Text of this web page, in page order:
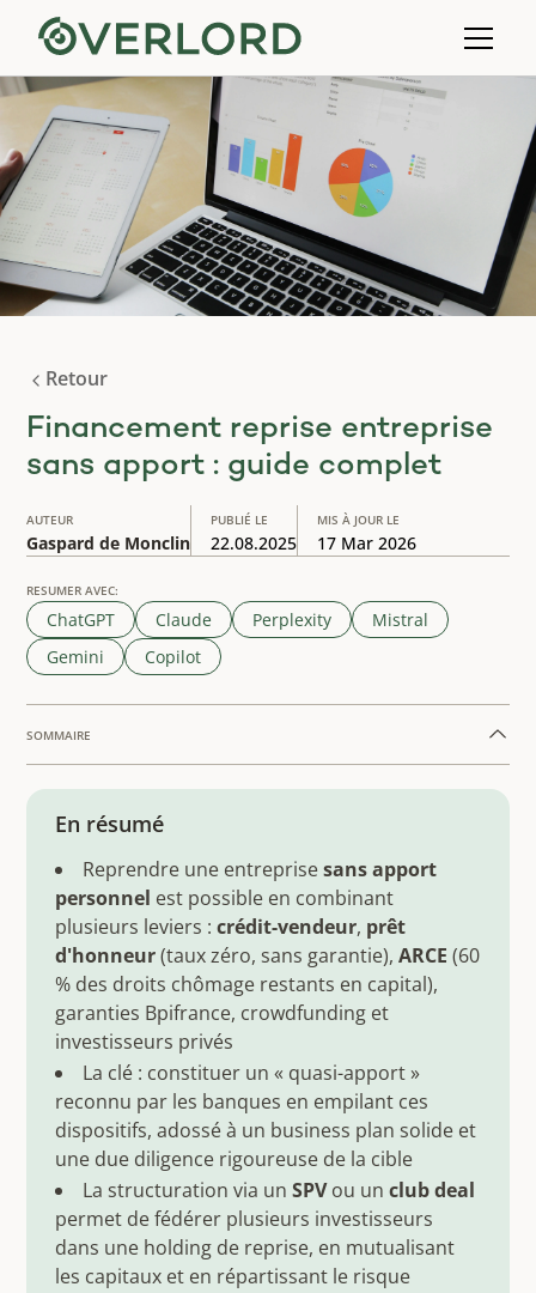
Retour
Financement reprise entreprise
sans apport : guide complet
AUTEUR
Gaspard de Monclin
PUBLIÉ LE
22.08.2025
MIS À JOUR LE
17 Mar 2026
RESUMER AVEC:
ChatGPT Claude Perplexity
Mistral
Gemini
Copilot
SOMMAIRE
Example H2
En résumé
Reprendre une entreprisesans apport
personnel est possible en combinant
plusieurs leviers :crédit-vendeur, prêt
d'honneur(taux zéro, sans garantie),ARCE (60
% des droits chômage restants en capital),
garanties Bpifrance, crowdfunding et
investisseurs privés
La clé : constituer un « quasi-apport »
reconnu par les banques en empilant ces
dispositifs, adossé à un business plan solide et
une due diligence rigoureuse de la cible
La structuration via unSPVou unclub deal
permet de fédérer plusieurs investisseurs
dans une holding de reprise, en mutualisant
les capitaux et en répartissant le risque